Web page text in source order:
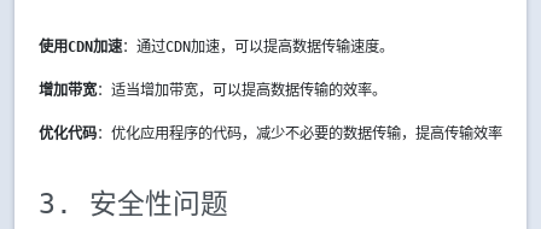
使用CDN加速：通过CDN加速，可以提高数据传输速度。
增加带宽：适当增加带宽，可以提高数据传输的效率。
优化代码：优化应用程序的代码，减少不必要的数据传输，提高传输效率。
3. 安全性问题